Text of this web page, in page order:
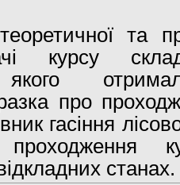
та
курсу
якого
про
гасіння
станах.